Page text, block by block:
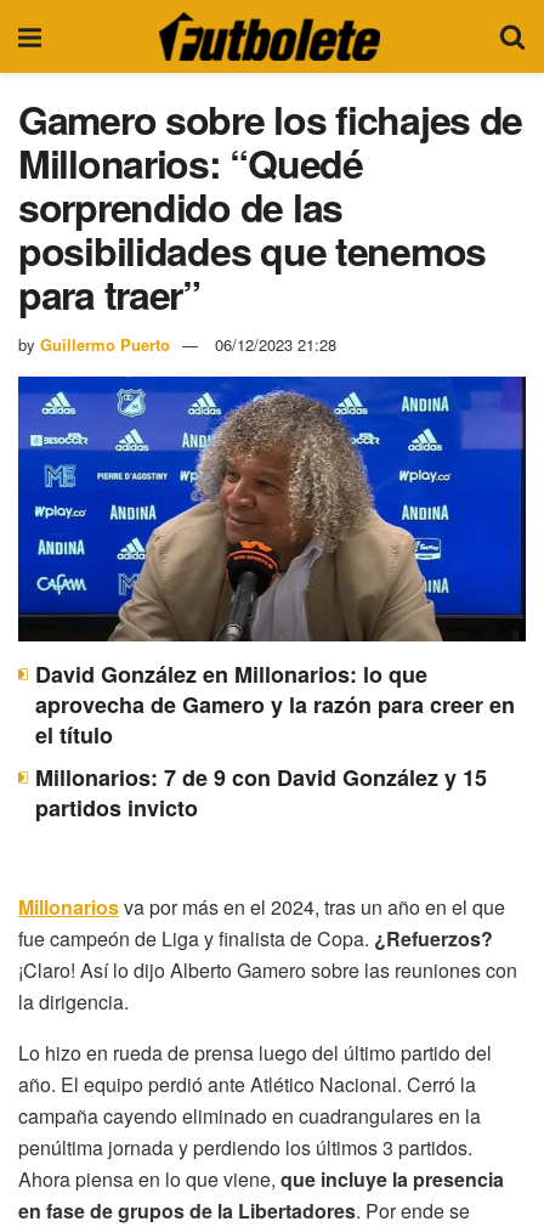
Gamero sobre los fichajes de
Millonarios: “Quedé
sorprendido de las
posibilidades que tenemos
para traer”
by Guillermo Puerto 06/12/2023 21:28
David González en Millonarios: lo que
aprovecha de Gamero y la razón para creer en
el título
Millonarios: 7 de 9 con David González y 15
partidos invicto
Millonariosva por más en el 2024, tras un año en el que
fue campeón de Liga y finalista de Copa. ¿Refuerzos?
¡Claro! Así lo dijo Alberto Gamero sobre las reuniones con
la dirigencia.
Lo hizo en rueda de prensa luego del último partido del
año. El equipo perdió ante Atlético Nacional. Cerró la
campaña cayendo eliminado en cuadrangulares en la
penúltima jornada y perdiendo los últimos 3 partidos.
Ahora piensa en lo que viene, que incluye la presencia
en fase de grupos de la Libertadores. Por ende se